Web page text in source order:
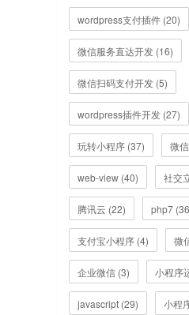
wordpress支付插件 (20)
微信服务直达开发 (16)
微信扫码支付开发 (5)
wordpress插件开发 (27)
玩转小程序 (37) 微
web-view (40) 社交
腾讯云 (22) php7
支付宝小程序 (4) 微
企业微信 (3) 小程序
javascript (29) 小程